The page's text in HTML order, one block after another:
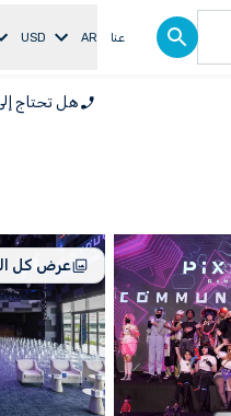
عنا AR
USD
هل تحتاج
عرض كل